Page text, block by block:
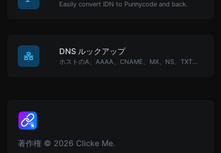
Easily convert IDN to Punnycode and back.
DNS ルックアップ
ホストのA、AAAA、CNAME、MX、NS、TXT、SOA DNSレコードを見つけます。
著作権 © 2026 Clicke Me.